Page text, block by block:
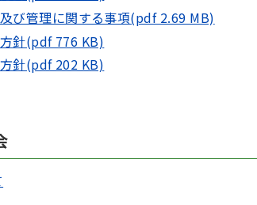
び管理に関する事項(pdf 2.69 MB)
針(pdf 776 KB)
針(pdf 202 KB)